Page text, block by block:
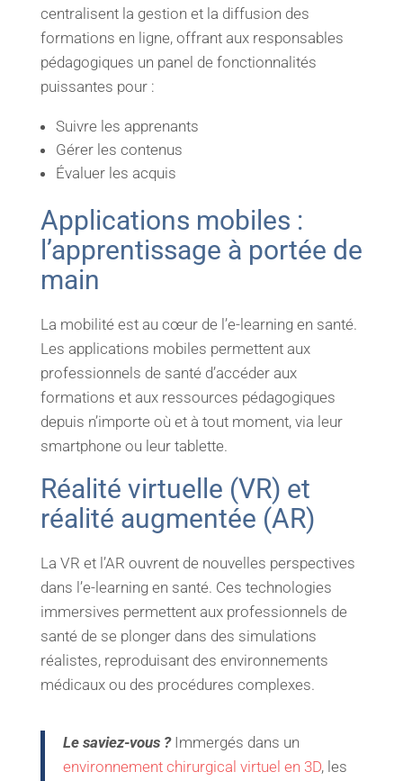
centralisent la gestion et la diffusion des
formations en ligne, offrant aux responsables
pédagogiques un panel de fonctionnalités
puissantes pour :
Suivre les apprenants
Gérer les contenus
Évaluer les acquis
Applications mobiles :
l’apprentissage à portée de
main
La mobilité est au cœur de l’e-learning en santé.
Les applications mobiles permettent aux
professionnels de santé d’accéder aux
formations et aux ressources pédagogiques
depuis n’importe où et à tout moment, via leur
smartphone ou leur tablette.
Réalité virtuelle (VR) et
réalité augmentée (AR)
La VR et l’AR ouvrent de nouvelles perspectives
dans l’e-learning en santé. Ces technologies
immersives permettent aux professionnels de
santé de se plonger dans des simulations
réalistes, reproduisant des environnements
médicaux ou des procédures complexes.
Le saviez-vous ?Immergés dans un
environnement chirurgical virtuel en 3D, les